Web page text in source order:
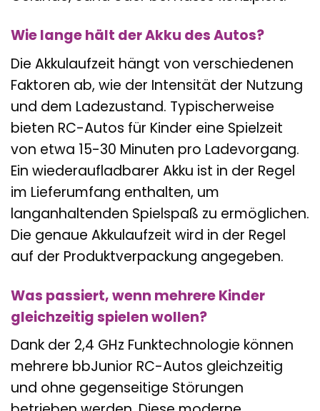
Wie lange hält der Akku des Autos?
Die Akkulaufzeit hängt von verschiedenen
Faktoren ab, wie der Intensität der Nutzung
und dem Ladezustand. Typischerweise
bieten RC-Autos für Kinder eine Spielzeit
von etwa 15-30 Minuten pro Ladevorgang.
Ein wiederaufladbarer Akku ist in der Regel
im Lieferumfang enthalten, um
langanhaltenden Spielspaß zu ermöglichen.
Die genaue Akkulaufzeit wird in der Regel
auf der Produktverpackung angegeben.
Was passiert, wenn mehrere Kinder
gleichzeitig spielen wollen?
Dank der 2,4 GHz Funktechnologie können
mehrere bbJunior RC-Autos gleichzeitig
und ohne gegenseitige Störungen